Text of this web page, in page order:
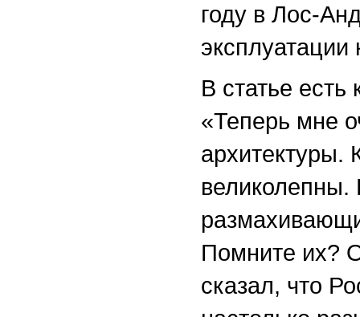
году в Лос-
В статье
«Теперь мне
великолепны.
Помните их?
сказал, что